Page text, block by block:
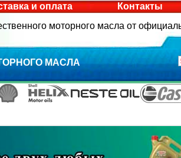
Контакты
и оплата
моторного масла от
МАСЛА